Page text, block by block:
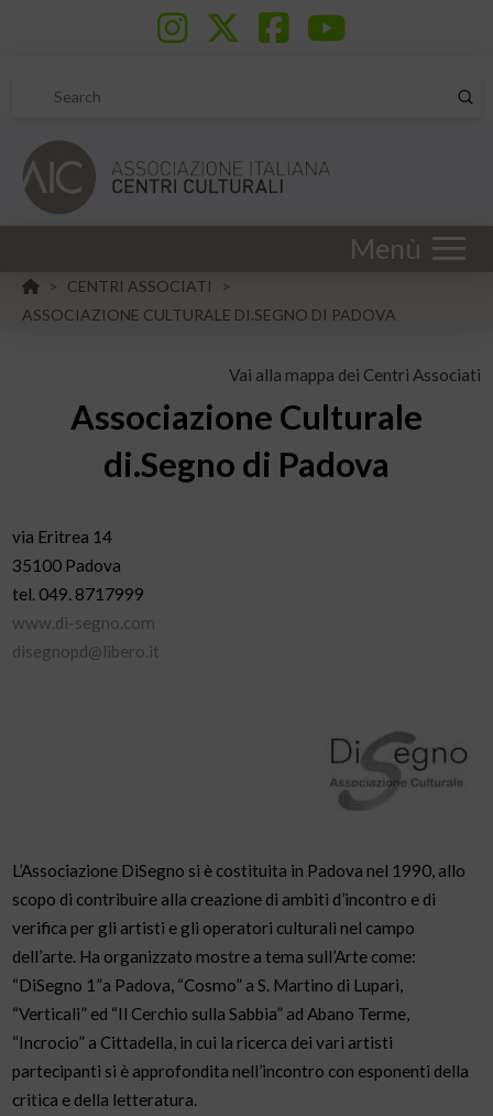
Search
Menù
HOME
> CENTRI ASSOCIATI
>
ASSOCIAZIONE CULTURALE DI.SEGNO DI PADOVA
Vai alla mappa dei Centri Associati
Associazione Culturale
di.Segno di Padova
via Eritrea 14
35100 Padova
tel. 049. 8717999
www.di-segno.com
disegnopd@libero.it
L’Associazione DiSegno si è costituita in Padova nel 1990, allo
scopo di contribuire alla creazione di ambiti d’incontro e di
verifica per gli artisti e gli operatori culturali nel campo
dell’arte. Ha organizzato mostre a tema sull’Arte come:
“DiSegno 1”a Padova, “Cosmo” a S. Martino di Lupari,
“Verticali” ed “Il Cerchio sulla Sabbia” ad Abano Terme,
“Incrocio” a Cittadella, in cui la ricerca dei vari artisti
partecipanti si è approfondita nell’incontro con esponenti della
critica e della letteratura.